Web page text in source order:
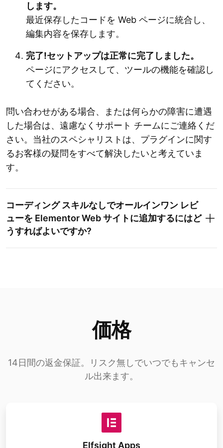
します。
最近保存したコードを Web ページに統合し、
編集内容を保存します。
完了!セットアップは正常に完了しました。
ページにアクセスして、ツールの機能を確認し
てください。
問い合わせがある場合、または何らかの障害に遭遇
した場合は、遠慮なくサポート チームにご連絡くだ
さい。当社のスペシャリストは、プラグインに関す
るお客様の疑問をすべて解決したいと考えていま
す。
コーディング スキルなしでオールインワン レビ
ューを Elementor Web サイトに追加するにはど
うすればよいですか?
価格
14日間の返金保証。リスク無しでいつでもキャンセ
ル出来ます。
Elfsight Apps